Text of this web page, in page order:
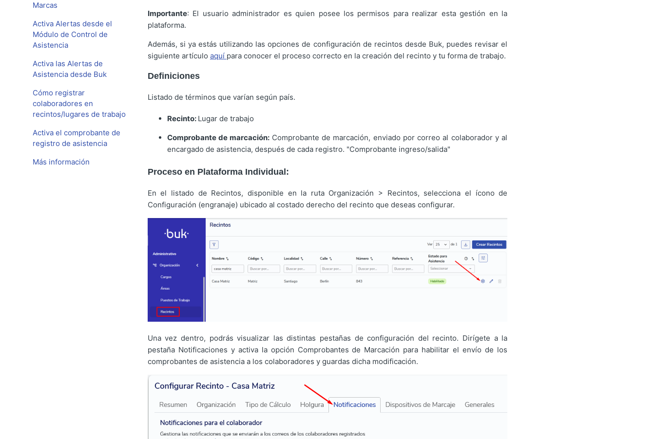
Marcas
Activa Alertas desde el
Módulo de Control de
Asistencia
Activa las Alertas de
Asistencia desde Buk
Cómo registrar
colaboradores en
recintos/lugares de trabajo
Activa el comprobante de
registro de asistencia
Más información
Importante: El usuario administrador es quien posee los permisos para realizar esta gestión en la
plataforma.
Además, si ya estás utilizando las opciones de configuración de recintos desde Buk, puedes revisar el
siguiente artículo aquí para conocer el proceso correcto en la creación del recinto y tu forma de trabajo.
Definiciones
Listado de términos que varían según país.
Recinto: Lugar de trabajo
Comprobante de marcación: Comprobante de marcación, enviado por correo al colaborador y al
encargado de asistencia, después de cada registro. "Comprobante ingreso/salida"
Proceso en Plataforma Individual:
En el listado de Recintos, disponible en la ruta Organización > Recintos, selecciona el ícono de
Configuración (engranaje) ubicado al costado derecho del recinto que deseas configurar.
Una vez dentro, podrás visualizar las distintas pestañas de configuración del recinto. Dirígete a la
pestaña Notificaciones y activa la opción Comprobantes de Marcación para habilitar el envío de los
comprobantes de asistencia a los colaboradores y guardas dicha modificación.